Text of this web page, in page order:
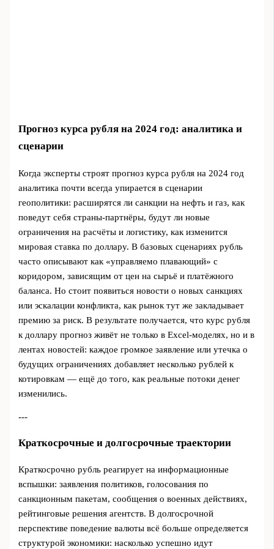
Прогноз курса рубля на 2024 год: аналитика и
сценарии
Когда эксперты строят прогноз курса рубля на 2024 год
аналитика почти всегда упирается в сценарии
геополитики: расширятся ли санкции на нефть и газ, как
поведут себя страны‑партнёры, будут ли новые
ограничения на расчёты и логистику, как изменится
мировая ставка по доллару. В базовых сценариях рубль
часто описывают как «управляемо плавающий» с
коридором, зависящим от цен на сырьё и платёжного
баланса. Но стоит появиться новости о новых санкциях
или эскалации конфликта, как рынок тут же закладывает
премию за риск. В результате получается, что курс рубля
к доллару прогноз живёт не только в Excel‑моделях, но и в
лентах новостей: каждое громкое заявление или утечка о
будущих ограничениях добавляет несколько рублей к
котировкам — ещё до того, как реальные потоки денег
изменились.
---
Краткосрочные и долгосрочные траектории
Краткосрочно рубль реагирует на информационные
вспышки: заявления политиков, голосования по
санкционным пакетам, сообщения о военных действиях,
рейтинговые решения агентств. В долгосрочной
перспективе поведение валюты всё больше определяется
структурой экономики: насколько успешно идут